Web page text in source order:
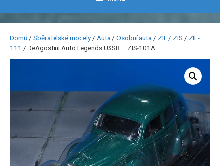
Domů / Sběratelské modely / Auta / Osobní auta / ZIL / ZIS / ZIL-
111 / DeAgostini Auto Legends USSR – ZIS-101A